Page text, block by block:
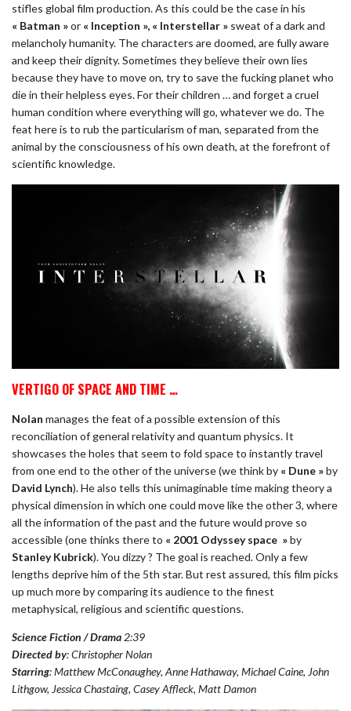
stifles global film production. As this could be the case in his
« Batman »or « Inception », « Interstellar » sweat of a dark and
melancholy humanity. The characters are doomed, are fully aware
and keep their dignity. Sometimes they believe their own lies
because they have to move on, try to save the fucking planet who
die in their helpless eyes. For their children … and forget a cruel
human condition where everything will go, whatever we do. The
feat here is to rub the particularism of man, separated from the
animal by the consciousness of his own death, at the forefront of
scientific knowledge.
VERTIGO OF SPACE AND TIME …
Nolan manages the feat of a possible extension of this
reconciliation of general relativity and quantum physics. It
showcases the holes that seem to fold space to instantly travel
from one end to the other of the universe (we think by « Dune »by
David Lynch). He also tells this unimaginable time making theory a
physical dimension in which one could move like the other 3, where
all the information of the past and the future would prove so
accessible (one thinks there to « 2001 Odyssey space »by
Stanley Kubrick). You dizzy ? The goal is reached. Only a few
lengths deprive him of the 5th star. But rest assured, this film picks
up much more by comparing its audience to the finest
metaphysical, religious and scientific questions.
Science Fiction / Drama 2:39
Directed by: Christopher Nolan
Starring: Matthew McConaughey, Anne Hathaway, Michael Caine, John
Lithgow, Jessica Chastaing, Casey Affleck, Matt Damon